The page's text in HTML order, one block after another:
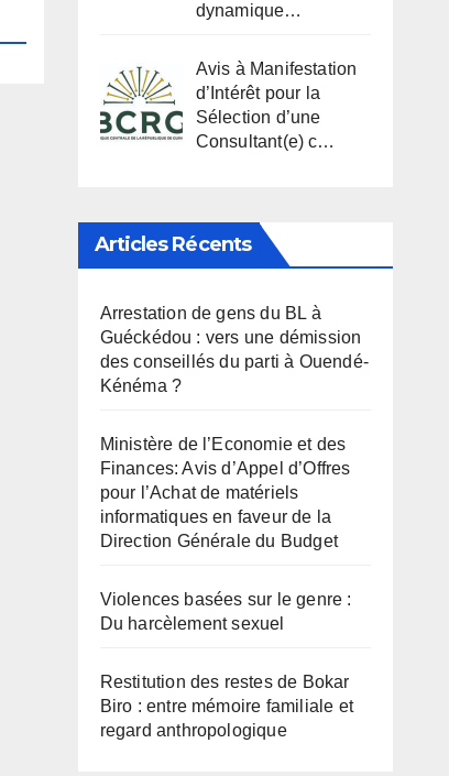
dynamique…
Avis à Manifestation
d’Intérêt pour la
Sélection d’une
Consultant(e) c…
Articles Récents
Arrestation de gens du BL à
Guéckédou : vers une démission
des conseillés du parti à Ouendé-
Kénéma ?
Ministère de l’Economie et des
Finances: Avis d’Appel d’Offres
pour l’Achat de matériels
informatiques en faveur de la
Direction Générale du Budget
Violences basées sur le genre :
Du harcèlement sexuel
Restitution des restes de Bokar
Biro : entre mémoire familiale et
regard anthropologique